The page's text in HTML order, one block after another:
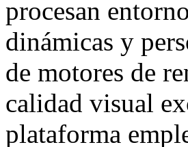
procesan
dinámicas y
de motores de
calidad visual
plataforma